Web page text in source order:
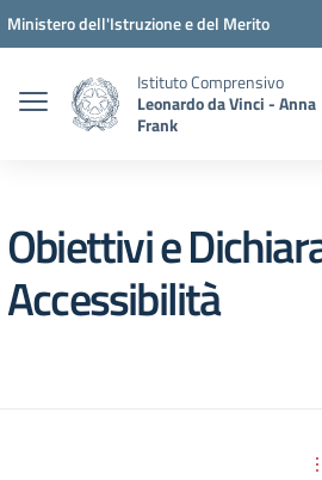
Vai ai contenuti
Vai al menu di navigazione
Vai al footer
Ministero dell'Istruzione e del Merito
Istituto Comprensivo
Leonardo da Vinci - Anna
Frank
Obiettivi e
Accessibilità